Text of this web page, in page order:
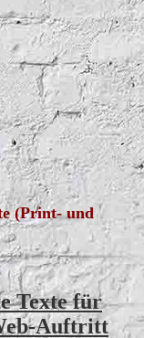
(Print- und
Texte für
Auftritt